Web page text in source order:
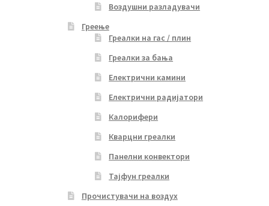
Воздушни разладувачи
Греење
Греалки на гас / плин
Греалки за бања
Електрични камини
Електрични радијатори
Калорифери
Кварцни греалки
Панелни конвектори
Тајфун греалки
Прочистувачи на воздух